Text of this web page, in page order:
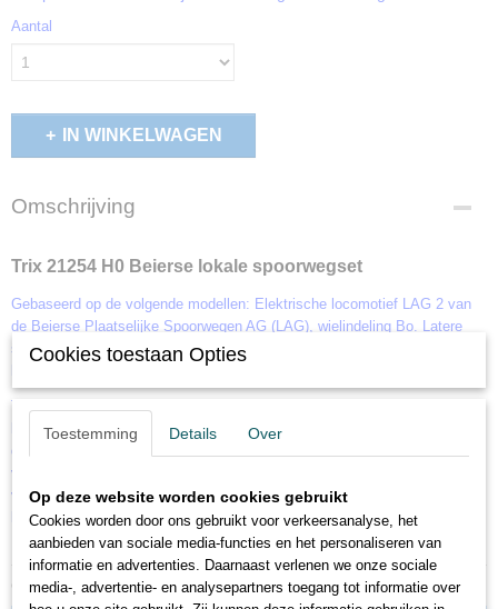
Aantal
IN WINKELWAGEN
Omschrijving
Trix 21254 H0 Beierse lokale spoorwegset
Gebaseerd op de volgende modellen: Elektrische locomotief LAG 2 van
de Beierse Plaatselijke Spoorwegen AG (LAG), wielindeling Bo. Latere
serie E 69. Bouwjaar 1909. 2 CLbay 11 personenrijtuigen 3e
klasse. Gebruik: op de route Murnau - Oberammergau.
Tijdperk II,
locomotief met onderstel en opbouw van metaalspuitgietwerk. 8-pins
digitale interface
volgens NEM. 5-polige motor met vliegwiel. 2 assen aangedreven. LED
verlichting. Locomotief en wagen met NEM-koppelingszakken en
kinematica voor kortkoppeling.
LüP 370 mm.
Ook interessant
Cookies toestaan Opties
Toestemming Details Over
Op deze website worden cookies gebruikt
Cookies worden door ons gebruikt voor verkeersanalyse, het
aanbieden van sociale media-functies en het personaliseren van
informatie en advertenties. Daarnaast verlenen we onze sociale
media-, advertentie- en analysepartners toegang tot informatie over